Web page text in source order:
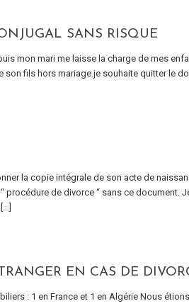
SANS RISQUE
mon mari me laisse la charge de mes
son fils hors mariage.je souhaite quitter le
la copie intégrale de son acte de
procédure de divorce “ sans ce document.
EN CAS DE
: 1 en France et 1 en Algérie Nous